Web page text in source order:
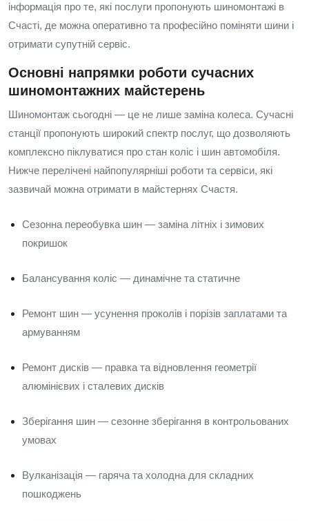
інформація про те, які послуги пропонують шиномонтажі в
Счасті, де можна оперативно та професійно поміняти шини і
отримати супутній сервіс.
Основні напрямки роботи сучасних
шиномонтажних майстерень
Шиномонтаж сьогодні — це не лише заміна колеса. Сучасні
станції пропонують широкий спектр послуг, що дозволяють
комплексно піклуватися про стан коліс і шин автомобіля.
Нижче перелічені найпопулярніші роботи та сервіси, які
зазвичай можна отримати в майстернях Счастя.
Сезонна переобувка шин — заміна літніх і зимових
покришок
Балансування коліс — динамічне та статичне
Ремонт шин — усунення проколів і порізів заплатами та
армуванням
Ремонт дисків — правка та відновлення геометрії
алюмінієвих і сталевих дисків
Зберігання шин — сезонне зберігання в контрольованих
умовах
Вулканізація — гаряча та холодна для складних
пошкоджень